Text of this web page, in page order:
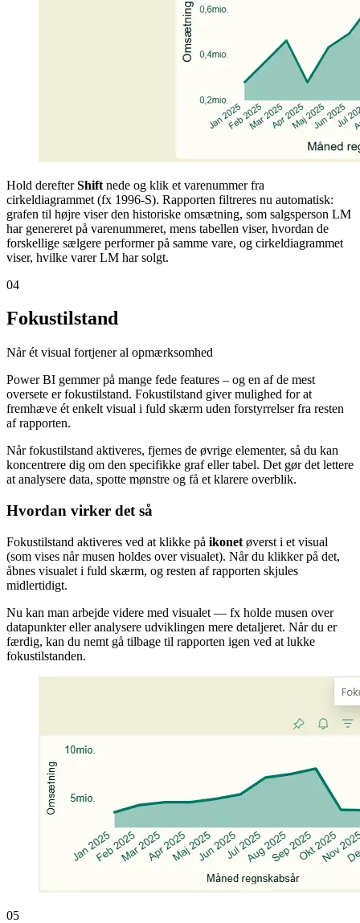
Hold derefterShift nede og klik et varenummer fra
cirkeldiagrammet (fx 1996-S). Rapporten filtreres nu automatisk:
grafen til højre viser den historiske omsætning, som salgsperson LM
har genereret på varenummeret, mens tabellen viser, hvordan de
forskellige sælgere performer på samme vare, og cirkeldiagrammet
viser, hvilke varer LM har solgt.
04
Fokustilstand
Når ét visual fortjener al opmærksomhed
Power BI gemmer på mange fede features – og en af de mest
oversete er fokustilstand. Fokustilstand giver mulighed for at
fremhæve ét enkelt visual i fuld skærm uden forstyrrelser fra resten
af rapporten.
Når fokustilstand aktiveres, fjernes de øvrige elementer, så du kan
koncentrere dig om den specifikke graf eller tabel. Det gør det lettere
at analysere data, spotte mønstre og få et klarere overblik.
Hvordan virker det så
Fokustilstand aktiveres ved at klikke på ikonet øverst i et visual
(som vises når musen holdes over visualet). Når du klikker på det,
åbnes visualet i fuld skærm, og resten af rapporten skjules
midlertidigt.
Nu kan man arbejde videre med visualet — fx holde musen over
datapunkter eller analysere udviklingen mere detaljeret. Når du er
færdig, kan du nemt gå tilbage til rapporten igen ved at lukke
fokustilstanden.
05